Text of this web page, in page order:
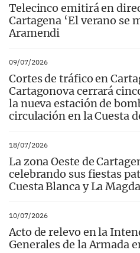
Telecinco emitirá en
Cartagena ‘El verano se
Aramendi
09/07/2026
Cortes de tráfico en
Cartagonova cerrará
la nueva estación de
circulación en la Cuesta
18/07/2026
La zona Oeste de
celebrando sus fiestas
Cuesta Blanca y La
10/07/2026
Acto de relevo en la
Generales de la Armada